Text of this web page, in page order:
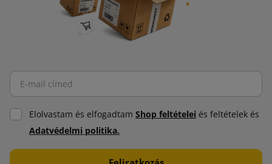
Elolvastam és elfogadtam Shop feltételei és feltételek és
Adatvédelmi politika.